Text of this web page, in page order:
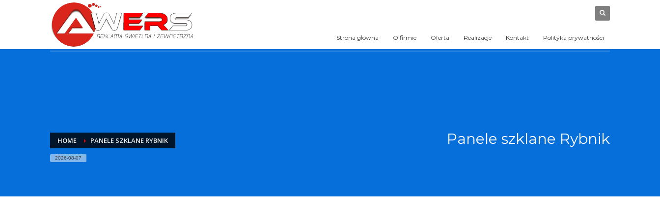
Strona główna O firmie Oferta Realizacje Kontakt Polityka prywatności
HOME PANELE SZKLANE RYBNIK
2026-08-07
Panele szklane Rybnik